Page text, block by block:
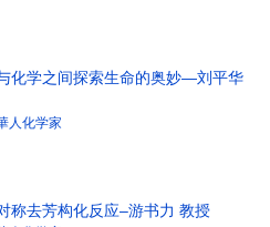
化学之间探索生命的奥妙—刘平华
人化学家
称去芳构化反应–游书力 教授